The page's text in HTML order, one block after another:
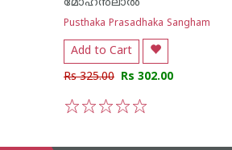
മോഹന്‍ലാല്‍
Pusthaka Prasadhaka Sangham
Add to Cart
Rs 325.00 Rs 302.00